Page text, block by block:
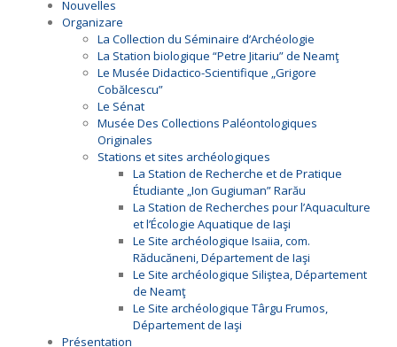
Nouvelles
Organizare
La Collection du Séminaire d’Archéologie
La Station biologique “Petre Jitariu” de Neamţ
Le Musée Didactico-Scientifique „Grigore
Cobălcescu”
Le Sénat
Musée Des Collections Paléontologiques
Originales
Stations et sites archéologiques
La Station de Recherche et de Pratique
Étudiante „Ion Gugiuman” Rarău
La Station de Recherches pour l’Aquaculture
et l’Écologie Aquatique de Iaşi
Le Site archéologique Isaiia, com.
Răducăneni, Département de Iaşi
Le Site archéologique Siliştea, Département
de Neamţ
Le Site archéologique Târgu Frumos,
Département de Iaşi
Présentation